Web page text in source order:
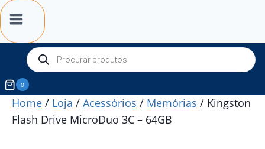
Products
search
0
Home / Loja / Acessórios / Memórias / Kingston
Flash Drive MicroDuo 3C – 64GB